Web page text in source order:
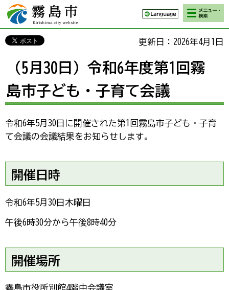
霧島市 Kirishima
city website
検索・メニ
ュー
更新日：2026年4月1日
（5月30日）令和6年度第1回霧
島市子ども・子育て会議
令和6年5月30日に開催された第1回霧島市子ども・子育
て会議の会議結果をお知らせします。
開催日時
令和6年5月30日木曜日
午後6時30分から午後8時40分
開催場所
霧島市役所別館4階中会議室